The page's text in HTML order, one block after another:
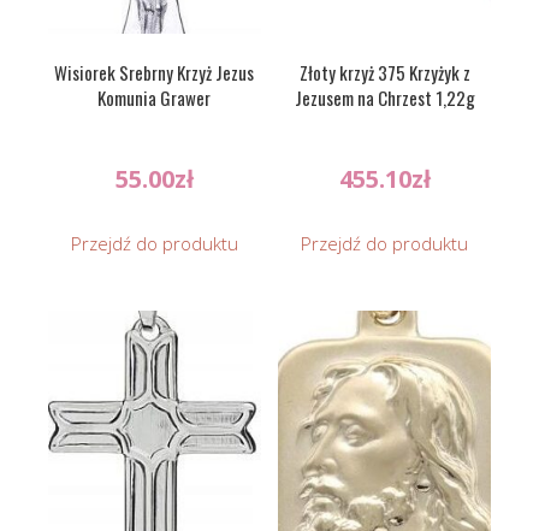
Wisiorek Srebrny Krzyż Jezus
Komunia Grawer
55.00zł
Przejdź do produktu
Złoty krzyż 375 Krzyżyk z
Jezusem na Chrzest 1,22g
455.10zł
Przejdź do produktu